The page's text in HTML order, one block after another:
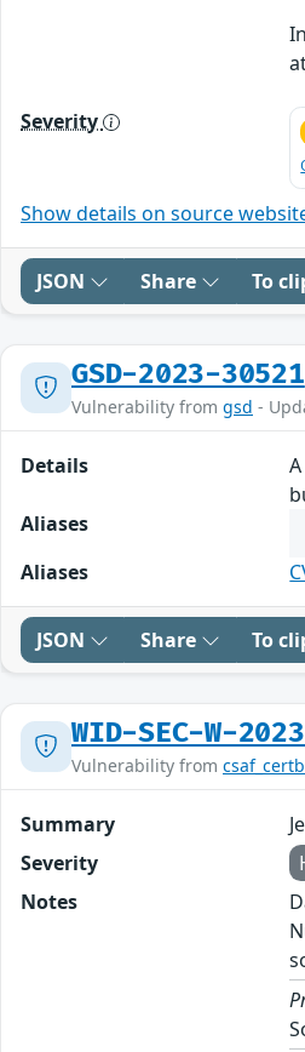
Severity
Show details on source
JSON Share To
GSD-2023-30521
Vulnerability from gsd -
Details
Aliases
Aliases
JSON Share To
WID-SEC-W-
Vulnerability from
Summary
Severity
Notes